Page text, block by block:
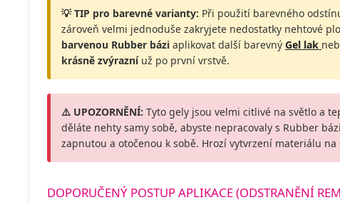
💡 TIP pro barevné varianty: Při použití barevného
zároveň velmi jednoduše zakryjete nedostatky nehtové
barvenou Rubber bázi aplikovat další barevný Gel lak
krásně zvýrazníuž po první vrstvě.
⚠️ UPOZORNĚNÍ: Tyto gely jsou velmi citlivé na světlo a
děláte nehty samy sobě, abyste nepracovaly s Rubber
zapnutou a otočenou k sobě. Hrozí vytvrzení materiálu na
DOPORUČENÝ POSTUP APLIKACE (ODSTRANĚNÍ